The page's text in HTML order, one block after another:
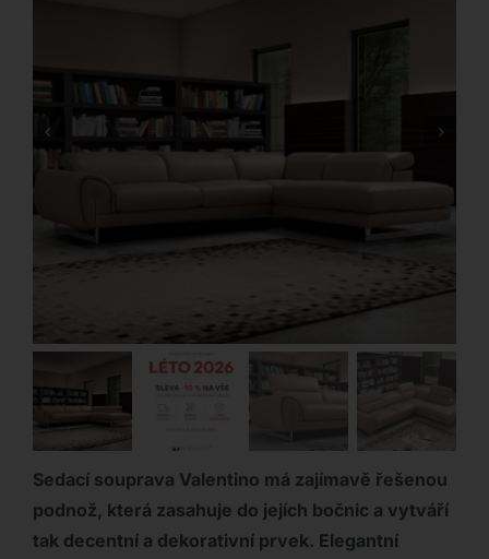
Sedací souprava Valentino má zajímavě řešenou
podnož, která zasahuje do jejích bočnic a vytváří
tak decentní a dekorativní prvek. Elegantní